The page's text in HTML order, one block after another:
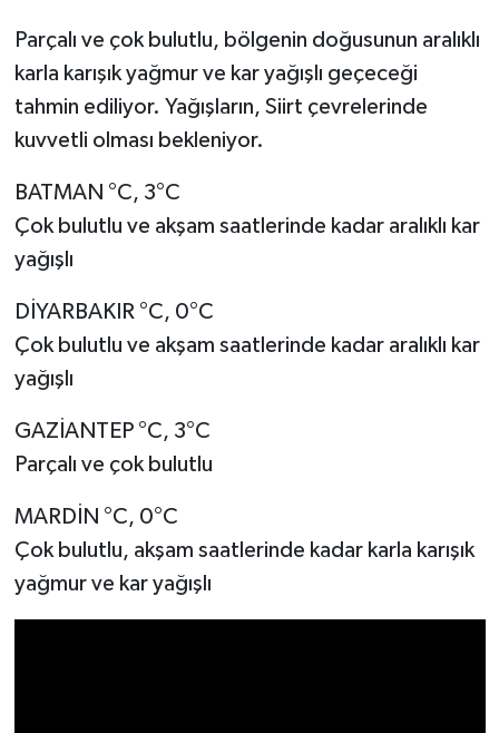
Parçalı ve çok bulutlu, bölgenin doğusunun aralıklı
karla karışık yağmur ve kar yağışlı geçeceği
tahmin ediliyor. Yağışların, Siirt çevrelerinde
kuvvetli olması bekleniyor.
BATMAN °C, 3°C
Çok bulutlu ve akşam saatlerinde kadar aralıklı kar
yağışlı
DİYARBAKIR °C, 0°C
Çok bulutlu ve akşam saatlerinde kadar aralıklı kar
yağışlı
GAZİANTEP °C, 3°C
Parçalı ve çok bulutlu
MARDİN °C, 0°C
Çok bulutlu, akşam saatlerinde kadar karla karışık
yağmur ve kar yağışlı
Video Haber
Yaşam
Yemek